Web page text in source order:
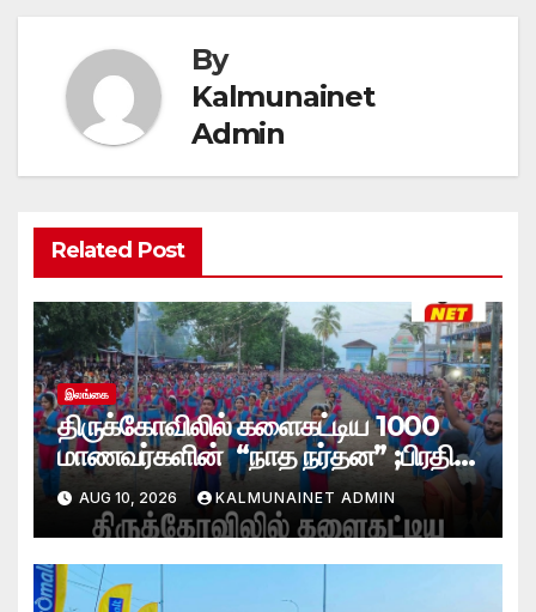
By
Kalmunainet
Admin
Related Post
இலங்கை
திருக்கோவிலில் களைகட்டிய 1000
மாணவர்களின் “நாத நர்தன” ;பிரதி
போலீஸ் மாஅதிபரும் பங்கேற்பு
AUG 10, 2026 KALMUNAINET ADMIN